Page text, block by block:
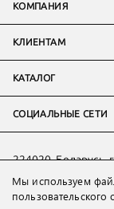
КОМПАНИЯ
КЛИЕНТАМ
КАТАЛОГ
СОЦИАЛЬНЫЕ СЕТИ
224020, Беларусь,
Тел:+7 993 398 36 60
Тел:+375 29 205 80
Мы используем
пользовательского